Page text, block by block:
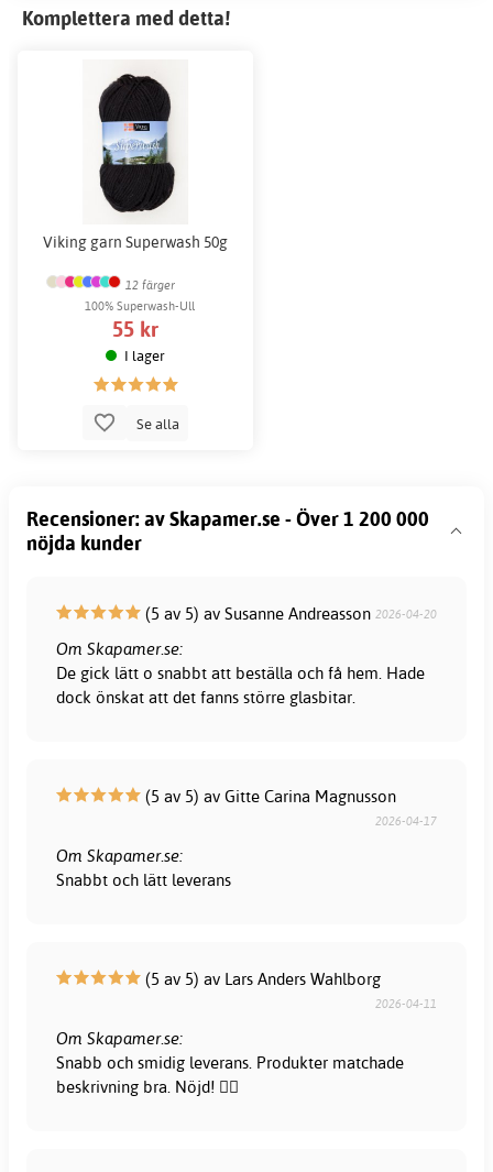
Komplettera med detta!
Viking garn Superwash 50g
12 färger
100% Superwash-Ull
55 kr
I lager
Se alla
Recensioner: av Skapamer.se - Över 1 200 000
nöjda kunder
(5 av 5) av Susanne Andreasson 2026-04-20
Om Skapamer.se:
De gick lätt o snabbt att beställa och få hem. Hade
dock önskat att det fanns större glasbitar.
(5 av 5) av Gitte Carina Magnusson
2026-04-17
Om Skapamer.se:
Snabbt och lätt leverans
(5 av 5) av Lars Anders Wahlborg
2026-04-11
Om Skapamer.se:
Snabb och smidig leverans. Produkter matchade
beskrivning bra. Nöjd! 👍🏻